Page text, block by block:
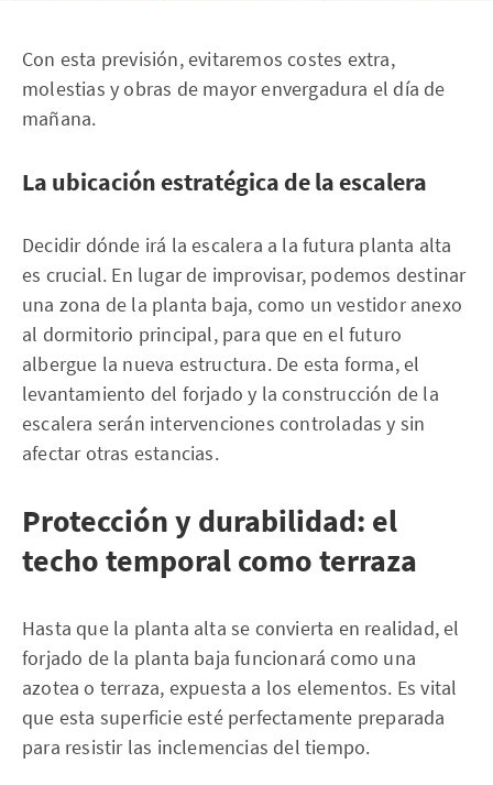
Con esta previsión, evitaremos costes extra,
molestias y obras de mayor envergadura el día de
mañana.
La ubicación estratégica de la escalera
Decidir dónde irá la escalera a la futura planta alta
es crucial. En lugar de improvisar, podemos destinar
una zona de la planta baja, como un vestidor anexo
al dormitorio principal, para que en el futuro
albergue la nueva estructura. De esta forma, el
levantamiento del forjado y la construcción de la
escalera serán intervenciones controladas y sin
afectar otras estancias.
Protección y durabilidad: el
techo temporal como terraza
Hasta que la planta alta se convierta en realidad, el
forjado de la planta baja funcionará como una
azotea o terraza, expuesta a los elementos. Es vital
que esta superficie esté perfectamente preparada
para resistir las inclemencias del tiempo.